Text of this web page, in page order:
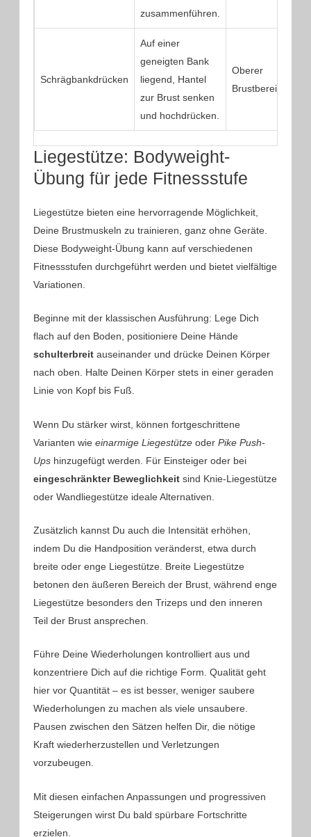
zusammenführen.
Schrägbankdrücken
Auf einer
geneigten Bank
liegend, Hantel
zur Brust senken
und hochdrücken.
Oberer
Brustbereich
Liegestütze: Bodyweight-
Übung für jede Fitnessstufe
Liegestütze bieten eine hervorragende Möglichkeit,
Deine Brustmuskeln zu trainieren, ganz ohne Geräte.
Diese Bodyweight-Übung kann auf verschiedenen
Fitnessstufen durchgeführt werden und bietet vielfältige
Variationen.
Beginne mit der klassischen Ausführung: Lege Dich
flach auf den Boden, positioniere Deine Hände
schulterbreitauseinander und drücke Deinen Körper
nach oben. Halte Deinen Körper stets in einer geraden
Linie von Kopf bis Fuß.
Wenn Du stärker wirst, können fortgeschrittene
Varianten wie einarmige Liegestützeoder Pike Push-
Upshinzugefügt werden. Für Einsteiger oder bei
eingeschränkter Beweglichkeitsind Knie-Liegestütze
oder Wandliegestütze ideale Alternativen.
Zusätzlich kannst Du auch die Intensität erhöhen,
indem Du die Handposition veränderst, etwa durch
breite oder enge Liegestütze. Breite Liegestütze
betonen den äußeren Bereich der Brust, während enge
Liegestütze besonders den Trizeps und den inneren
Teil der Brust ansprechen.
Führe Deine Wiederholungen kontrolliert aus und
konzentriere Dich auf die richtige Form. Qualität geht
hier vor Quantität – es ist besser, weniger saubere
Wiederholungen zu machen als viele unsaubere.
Pausen zwischen den Sätzen helfen Dir, die nötige
Kraft wiederherzustellen und Verletzungen
vorzubeugen.
Mit diesen einfachen Anpassungen und progressiven
Steigerungen wirst Du bald spürbare Fortschritte
erzielen.